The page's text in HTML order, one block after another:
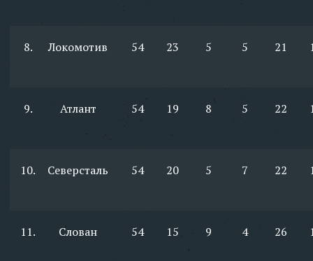
8. Локомотив 54 23 5 5 21
9. Атлант 54 19 8 5 22
10. Северсталь 54 20 5 7 22
11. Слован 54 15 9 4 26